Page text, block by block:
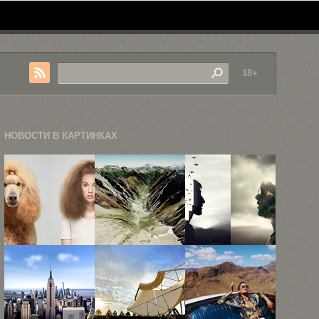
18+
НОВОСТИ В КАРТИНКАХ
10 портретов
собак и их ...
Скриншоты
Google Earth
превратили
в ...
Сюрреалистические
фотографии
Кристофера
Джея